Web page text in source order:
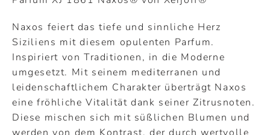
Naxos feiert das tiefe und sinnliche Herz
Siziliens mit diesem opulenten Parfum.
Inspiriert von Traditionen, in die Moderne
umgesetzt. Mit seinem mediterranen und
leidenschaftlichem Charakter überträgt Naxos
eine fröhliche Vitalität dank seiner Zitrusnoten.
Diese mischen sich mit süßlichen Blumen und